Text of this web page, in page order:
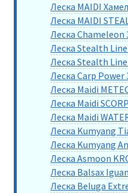
Леска MAIDI
Леска MAIDI
Леска Chameleon
Леска Stealth Line
Леска Stealth
Леска Carp
Леска Maidi
Леска Maidi
Леска Maidi
Леска Kumyang
Леска Kumyang
Леска Asmoon
Леска Balsax
Леска Beluga